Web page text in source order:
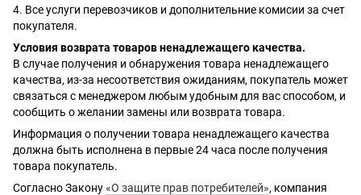
4. Все услуги перевозчиков и дополнительние комисии за счет
покупателя.
Условия возврата товаров ненадлежащего качества.
В случае получения и обнаружения товара ненадлежащего
качества, из-за несоответствия ожиданиям, покупатель может
связаться с менеджером любым удобным для вас способом, и
сообщить о желании замены или возврата товара.
Информация о получении товара ненадлежащего качества
должна быть исполнена в первые 24 часа после получения
товара покупатель.
Согласно Закону«О защите прав потребителей», компания